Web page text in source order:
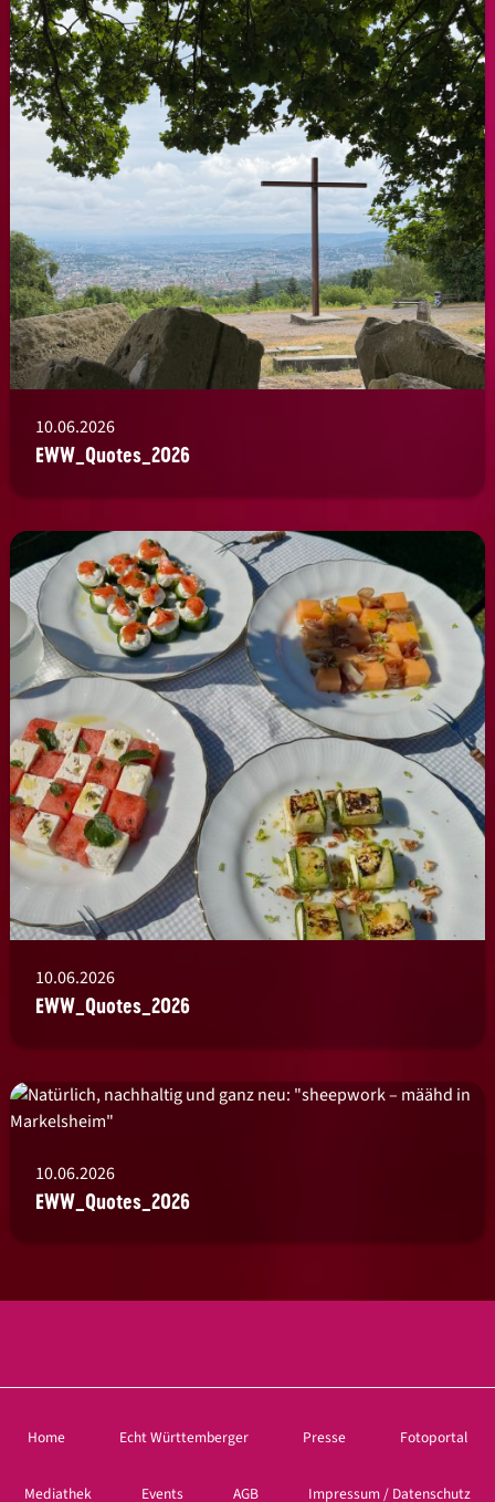
10.06.2026
EWW_Quotes_2026
10.06.2026
EWW_Quotes_2026
10.06.2026
EWW_Quotes_2026
Home Echt Württemberger Presse Fotoportal
Mediathek Events AGB Impressum / Datenschutz